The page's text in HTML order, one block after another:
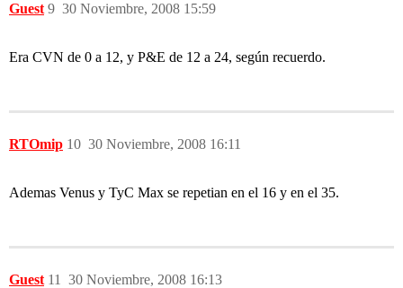
Guest 30 Noviembre, 2008 15:59
9
Era CVN de 0 a 12, y P&E de 12 a 24, según recuerdo.
RTOmip 30 Noviembre, 2008 16:11
10
Ademas Venus y TyC Max se repetian en el 16 y en el 35.
Guest 30 Noviembre, 2008 16:13
11